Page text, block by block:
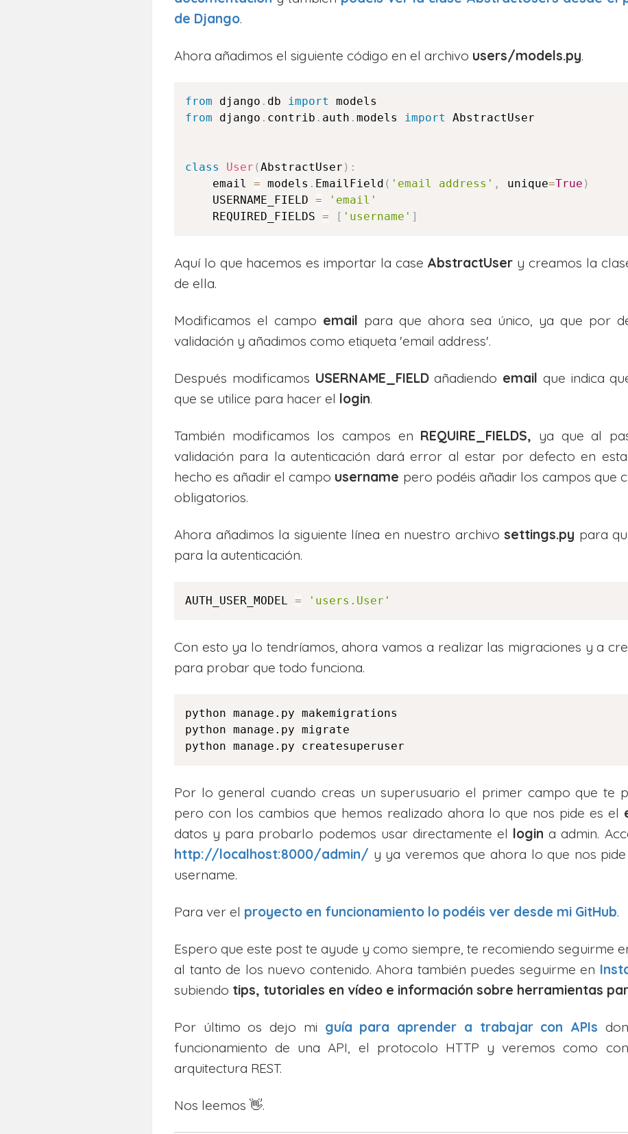
de Django.
Ahora añadimos el siguiente código en el archivo users/models.py.
from django . db import
from django . contrib . auth . models import AbstractUser
class User (AbstractUser ) :
    email
= models . EmailField ( 'email address' , unique=True )
    USERNAME_FIELD
=
'email'
    REQUIRED_FIELDS
= [ 'username' ]
Aquí lo que hacemos es importar la case AbstractUser y creamos la
de ella.
Modificamos el campo email para que ahora sea único, ya que por
validación y añadimos como etiqueta 'email address'.
Después modificamos USERNAME_FIELDañadiendo email que indica
que se utilice para hacer el login.
También modificamos los campos en REQUIRE_FIELDS, ya que al
validación para la autenticación dará error al estar por defecto en
hecho es añadir el campo username pero podéis añadir los campos que
obligatorios.
Ahora añadimos la siguiente línea en nuestro archivosettings.py para
para la autenticación.
AUTH_USER_MODEL = 'users.User'
Con esto ya lo tendríamos, ahora vamos a realizar las migraciones y a
para probar que todo funciona.
python manage.py makemigrations
python manage.py migrate
python manage.py createsuperuser
Por lo general cuando creas un superusuario el primer campo que te
pero con los cambios que hemos realizado ahora lo que nos pide es el
datos y para probarlo podemos usar directamente el logina admin.
http://localhost:8000/admin/ y ya veremos que ahora lo que nos
username.
Para ver el proyecto en funcionamiento lo podéis ver desde mi GitHub.
Espero que este post te ayude y como siempre, te recomiendo seguirme
al tanto de los nuevo contenido. Ahora también puedes seguirme en
subiendo tips, tutoriales en vídeo e información sobre herramientas
Por último os dejo mi guía para aprender a trabajar con APIs
funcionamiento de una API, el protocolo HTTP y veremos como
arquitectura REST.
Nos leemos 👋.